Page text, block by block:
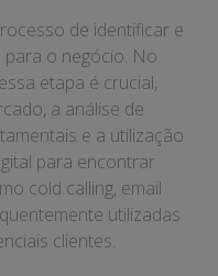
de identificar e
o negócio. No
etapa é crucial,
a análise de
e a utilização
para encontrar
cold calling, email
utilizadas
clientes.